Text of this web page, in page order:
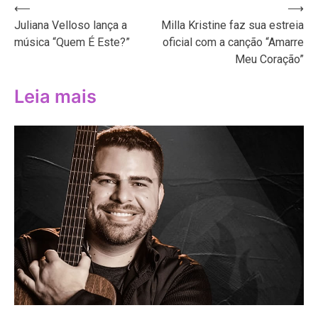
Navegação
de
⟵
Juliana Velloso lança a
música “Quem É Este?”
Milla Kristine faz sua estreia
oficial com a canção “Amarre
Meu Coração”
⟶
Leia mais